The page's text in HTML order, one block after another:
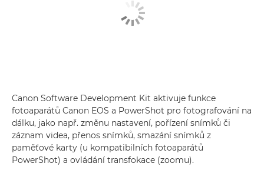
Canon Software Development Kit aktivuje funkce
fotoaparátů Canon EOS a PowerShot pro fotografování na
dálku, jako např. změnu nastavení, pořízení snímků či
záznam videa, přenos snímků, smazání snímků z
paměťové karty (u kompatibilních fotoaparátů
PowerShot) a ovládání transfokace (zoomu).